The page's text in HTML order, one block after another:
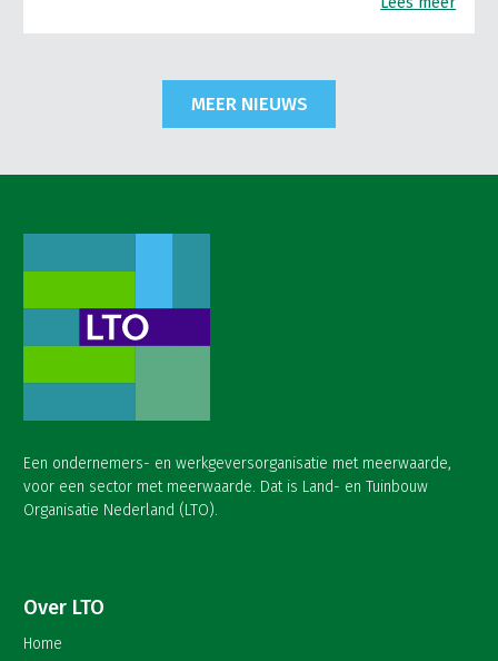
MEER NIEUWS
Een ondernemers- en werkgeversorganisatie met meerwaarde,
voor een sector met meerwaarde. Dat is Land- en Tuinbouw
Organisatie Nederland (LTO).
Over LTO
Home